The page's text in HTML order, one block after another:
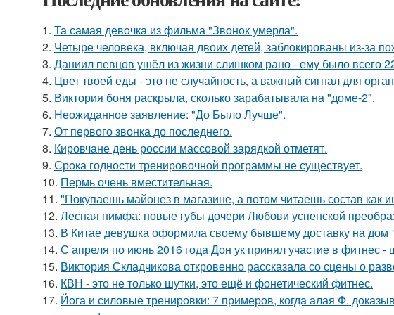
1. Та самая девочка из фильма "Звонок умерла".
2. Четыре человека, включая двоих детей, заблокированы из-за
3. Даниил певцов ушёл из жизни слишком рано - ему было всего
4. Цвет твоей еды - это не случайность, а важный сигнал для
5. Виктория боня раскрыла, сколько зарабатывала на "доме-2".
6. Неожиданное заявление: "До Было Лучше".
7. От первого звонка до последнего.
8. Кировчане день россии массовой зарядкой отметят.
9. Срока годности тренировочной программы не существует.
10. Пермь очень вместительная.
11. "Покупаешь майонез в магазине, а потом читаешь состав как
12. Лесная нимфа: новые губы дочери Любови успенской
13. В Китае девушка оформила своему бывшему доставку на дом
14. С апреля по июнь 2016 года Дон ук принял участие в фитнес
15. Виктория Складчикова откровенно рассказала со сцены о
16. КВН - это не только шутки, это ещё и фонетический фитнес.
17. Йога и силовые тренировки: 7 примеров, когда алая Ф.